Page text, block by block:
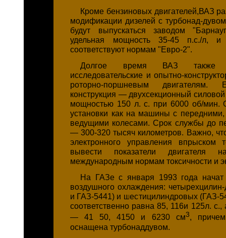
Кроме бензиновых двигателей,ВАЗ
модификации дизелей с турбонад-
будут выпускаться заводом
удельная мощность 35-45 п.с./л, и
соответствуют нормам "Евро-2".
Долгое время ВАЗ также
исследовательские и опытно-
роторно-поршневым двигателям.
конструкция — двухсекционный
мощностью 150 л. с. при 6000 об/мин.
установки как на машины с
ведущими колесами. Срок службы до
— 300-320 тысяч километров. Важно,
электронного управления впрыском
вывести показатели двигателя
международным нормам токсичности и
На ГАЗе с января 1993 года начат
воздушного охлаждения:
и ГАЗ-5441) и шестицилиндровых (ГАЗ-
соответственно равна 85, 116и 125л.
— 41 50, 4150 и 6230 см3,
оснащена турбонаддувом.